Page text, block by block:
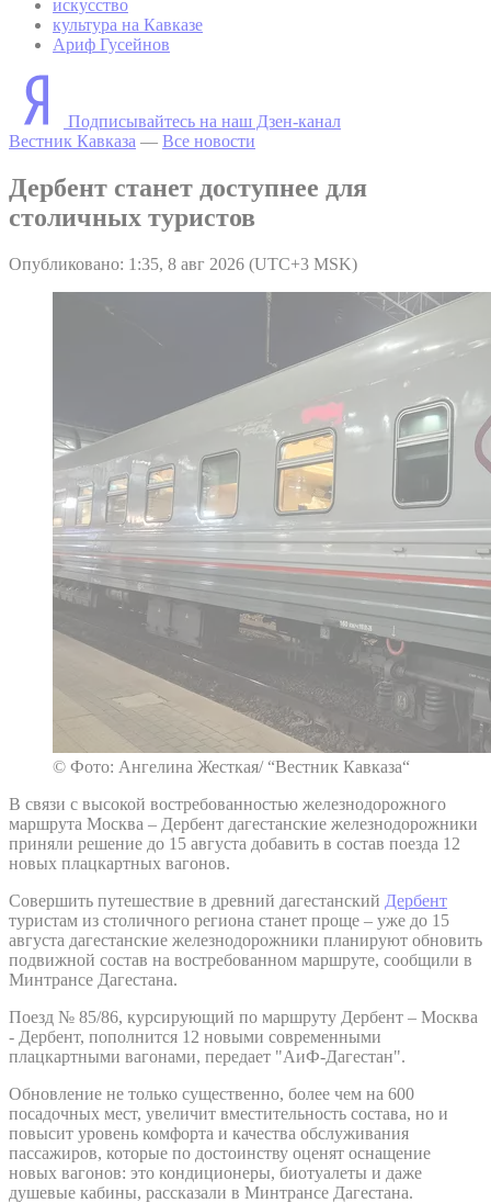
искусство
культура на Кавказе
Ариф Гусейнов
Подписывайтесь на наш Дзен-канал
Вестник Кавказа — Все новости
Дербент станет доступнее для
столичных туристов
Опубликовано: 1:35, 8 авг 2026 (UTC+3 MSK)
© Фото: Ангелина Жесткая/ “Вестник Кавказа“
В связи с высокой востребованностью железнодорожного
маршрута Москва – Дербент дагестанские железнодорожники
приняли решение до 15 августа добавить в состав поезда 12
новых плацкартных вагонов.
Совершить путешествие в древний дагестанский Дербент
туристам из столичного региона станет проще – уже до 15
августа дагестанские железнодорожники планируют обновить
подвижной состав на востребованном маршруте, сообщили в
Минтрансе Дагестана.
Поезд № 85/86, курсирующий по маршруту Дербент – Москва
- Дербент, пополнится 12 новыми современными
плацкартными вагонами, передает "АиФ-Дагестан".
Обновление не только существенно, более чем на 600
посадочных мест, увеличит вместительность состава, но и
повысит уровень комфорта и качества обслуживания
пассажиров, которые по достоинству оценят оснащение
новых вагонов: это кондиционеры, биотуалеты и даже
душевые кабины, рассказали в Минтрансе Дагестана.